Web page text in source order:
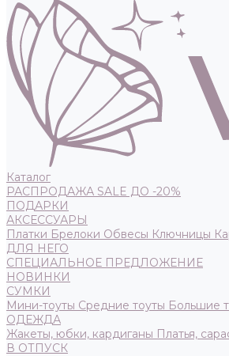
Каталог
РАСПРОДАЖА SALE ДО -20%
ПОДАРКИ
АКСЕССУАРЫ
Платки Брелоки Обвесы Ключницы
ДЛЯ НЕГО
СПЕЦИАЛЬНОЕ ПРЕДЛОЖЕНИЕ
НОВИНКИ
СУМКИ
Мини-тоуты Средние тоуты Большие
ОДЕЖДА
Жакеты, юбки, кардиганы Платья,
В ОТПУСК